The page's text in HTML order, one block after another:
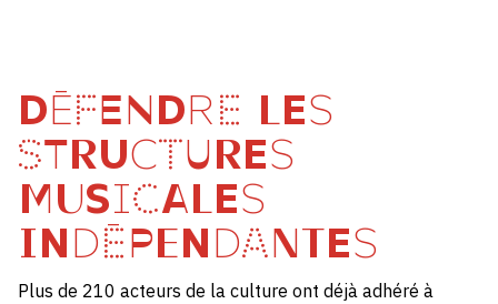
DÉFENDRE LES
STRUCTURES
MUSICALES
INDÉPENDANTES
Plus de 210 acteurs de la culture ont déjà adhéré à